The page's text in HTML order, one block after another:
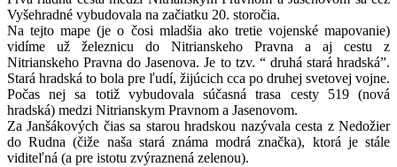
Vyšehradné vybudovala na začiatku 20. storočia.
Na tejto mape (je o čosi mladšia ako tretie vojenské mapovanie)
vidíme už železnicu do Nitrianskeho Pravna a aj cestu z
Nitrianskeho Pravna do Jasenova. Je to tzv. “ druhá stará hradská”.
Stará hradská to bola pre ľudí, žijúcich cca po druhej svetovej vojne.
Počas nej sa totiž vybudovala súčasná trasa cesty 519 (nová
hradská) medzi Nitrianskym Pravnom a Jasenovom.
Za Janšákových čias sa starou hradskou nazývala cesta z Nedožier
do Rudna (čiže naša stará známa modrá značka), ktorá je stále
viditeľná (a pre istotu zvýraznená zelenou).